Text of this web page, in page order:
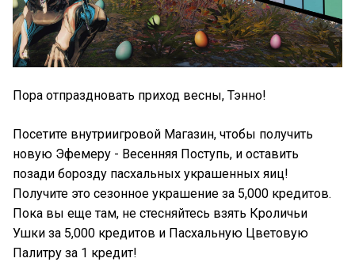
Пора отпраздновать приход весны, Тэнно!
Посетите внутриигровой Магазин, чтобы получить
новую Эфемеру - Весенняя Поступь, и оставить
позади борозду пасхальных украшенных яиц!
Получите это сезонное украшение за 5,000 кредитов.
Пока вы еще там, не стесняйтесь взять Кроличьи
Ушки за 5,000 кредитов и Пасхальную Цветовую
Палитру за 1 кредит!